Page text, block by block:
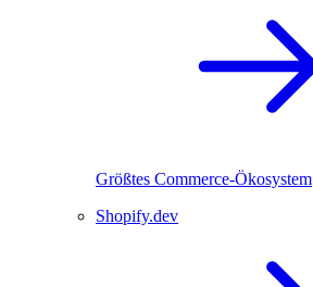
Größtes Commerce-Ökosystem
Shopify.dev